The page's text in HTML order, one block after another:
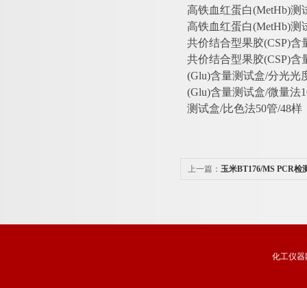
高铁血红蛋白(MetHb)测
高铁血红蛋白(MetHb)测
共价结合型果胶(CSP)含
共价结合型果胶(CSP)含
(Glu)含量测试盒/分光光
(Glu)含量测试盒/微量法
测试盒/比色法50管/48样
上一篇： 玉米BT176/MS PCR检
化工仪器